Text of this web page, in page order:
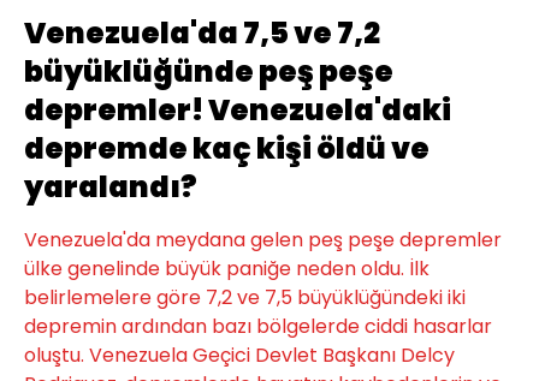
Venezuela'da 7,5 ve 7,2
büyüklüğünde peş peşe
depremler! Venezuela'daki
depremde kaç kişi öldü ve
yaralandı?
Venezuela'da meydana gelen peş peşe depremler
ülke genelinde büyük paniğe neden oldu. İlk
belirlemelere göre 7,2 ve 7,5 büyüklüğündeki iki
depremin ardından bazı bölgelerde ciddi hasarlar
oluştu. Venezuela Geçici Devlet Başkanı Delcy